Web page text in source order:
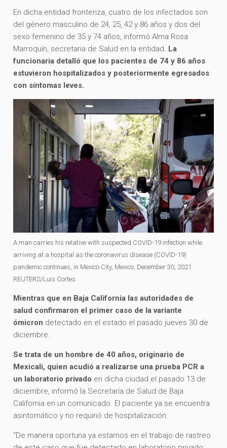
En dicha entidad fronteriza, cuatro de los infectados son
del género masculino de 24, 25, 42 y 86 años y dos del
sexo femenino de 35 y 74 años, informó Alma Rosa
Marroquín, secretaria de Salud en la entidad. La
funcionaria detalló que los pacientes de 74 y 86 años
estuvieron hospitalizados y posteriormente egresados
con síntomas leves.
A man carries his relative with suspected COVID-19 infection while
arriving at a hospital as the coronavirus disease (COVID-19)
pandemic continues, in Mexico City, Mexico, December 30, 2021.
REUTERS/Luis Cortes
Mientras que en Baja California las autoridades de
salud confirmaron el primer caso de la variante
ómicron detectado en el estado el pasado jueves 30 de
diciembre.
Se trata de un hombre de 40 años, originario de
Mexicali, quien acudió a realizarse una prueba PCR a
un laboratorio privado en dicha ciudad el pasado 13 de
diciembre, informó la Secretaría de Salud de Baja
California en un comunicado. El paciente ya se encuentra
asintomático y no requirió de hospitalización.
“De manera oportuna ya estamos en el trabajo de rastreo